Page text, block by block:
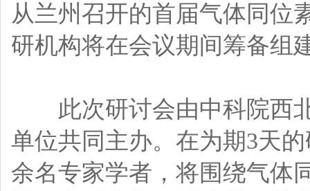
从兰州召开的首届气体同位
研机构将在会议期间筹备组
此次研讨会由中科院西北
单位共同主办。在为期3天
余名专家学者，将围绕气体